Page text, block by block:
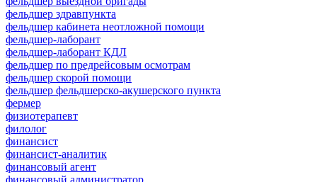
фельдшер здравпункта
фельдшер кабинета неотложной помощи
фельдшер-лаборант
фельдшер-лаборант КДЛ
фельдшер по предрейсовым осмотрам
фельдшер скорой помощи
фельдшер фельдшерско-акушерского пункта
фермер
физиотерапевт
филолог
финансист
финансист-аналитик
финансовый агент
финансовый администратор